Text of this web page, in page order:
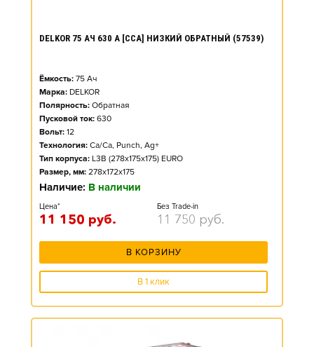
DELKOR 75 АЧ 630 А [CCA] НИЗКИЙ ОБРАТНЫЙ (57539)
Ёмкость: 75 Ач
Марка: DELKOR
Полярность: Обратная
Пусковой ток: 630
Вольт: 12
Технология: Ca/Ca, Punch, Ag+
Тип корпуса: L3B (278x175x175) EURO
Размер, мм: 278x172x175
Наличие: В наличии
Цена*
11 150 руб.
Без Trade-in
11 750 руб.
В КОРЗИНУ
В 1 клик